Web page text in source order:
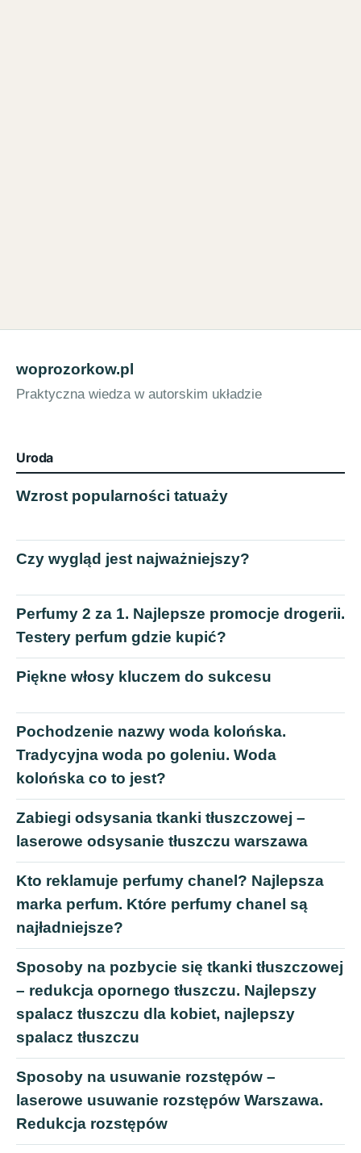
woprozorkow.pl
Praktyczna wiedza w autorskim układzie
Uroda
Wzrost popularności tatuaży
Czy wygląd jest najważniejszy?
Perfumy 2 za 1. Najlepsze promocje drogerii.
Testery perfum gdzie kupić?
Piękne włosy kluczem do sukcesu
Pochodzenie nazwy woda kolońska.
Tradycyjna woda po goleniu. Woda
kolońska co to jest?
Zabiegi odsysania tkanki tłuszczowej –
laserowe odsysanie tłuszczu warszawa
Kto reklamuje perfumy chanel? Najlepsza
marka perfum. Które perfumy chanel są
najładniejsze?
Sposoby na pozbycie się tkanki tłuszczowej
– redukcja opornego tłuszczu. Najlepszy
spalacz tłuszczu dla kobiet, najlepszy
spalacz tłuszczu
Sposoby na usuwanie rozstępów –
laserowe usuwanie rozstępów Warszawa.
Redukcja rozstępów